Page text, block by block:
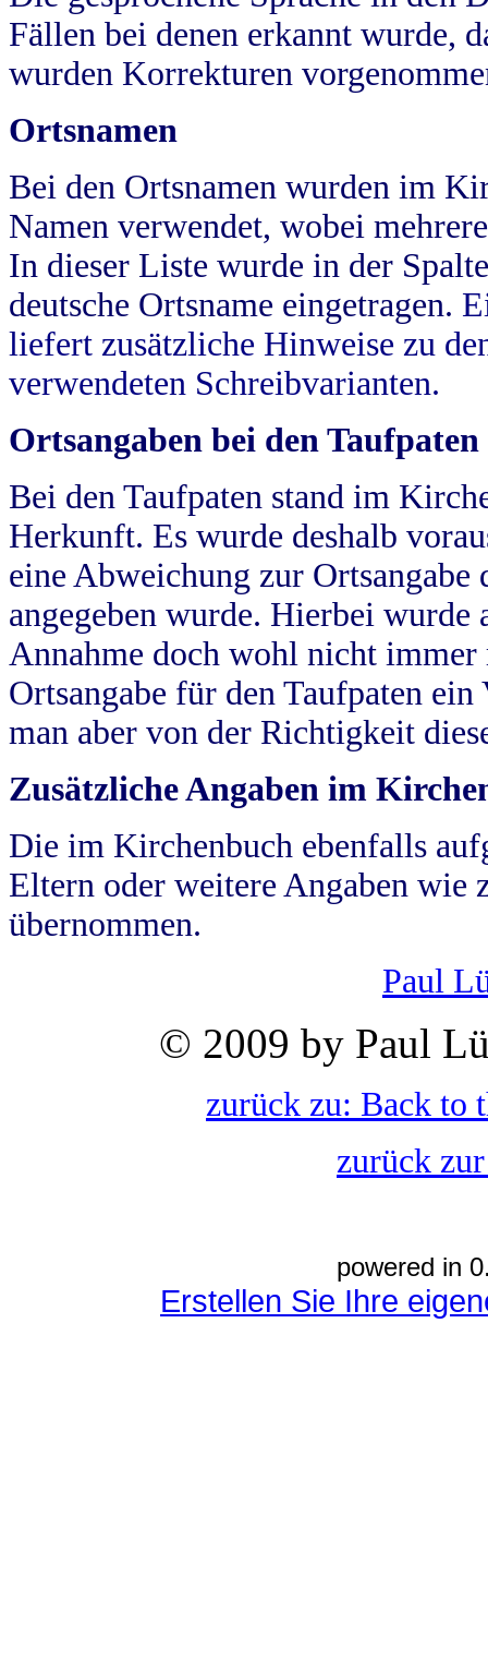
Fällen bei denen erkannt wurde,
wurden Korrekturen
Ortsnamen
Bei den Ortsnamen wurden im
Namen verwendet, wobei
In dieser Liste wurde in der
deutsche Ortsname eingetragen.
liefert zusätzliche Hinweise zu
verwendeten Schreibvarianten.
Ortsangaben bei den Taufpaten
Bei den Taufpaten stand im
Herkunft. Es wurde deshalb
eine Abweichung zur
angegeben wurde. Hierbei wurde
Annahme doch wohl nicht
Ortsangabe für den Taufpaten
man aber von der Richtigkeit
Zusätzliche Angaben im
Die im Kirchenbuch ebenfalls
Eltern oder weitere Angaben wie
übernommen.
Paul
© 2009 by Paul
zurück zu: Back to
zurück
powered in
Erstellen Sie Ihre